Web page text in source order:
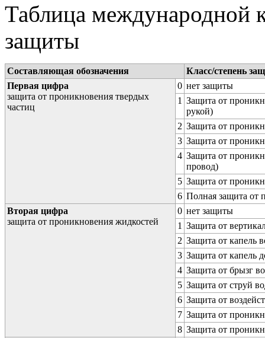
Таблица международной
защиты
Составляющая обозначения
Класс/степень
Первая цифра
защита от проникновения твердых
частиц
0 нет защиты
1 Защита от
рукой)
2 Защита от
3 Защита от
4 Защита от
провод)
5 Защита от
6 Полная защита от
Вторая цифра
защита от проникновения жидкостей
0 нет защиты
1 Защита от
2 Защита от капель
3 Защита от капель
4 Защита от брызг
5 Защита от струй
6 Защита от
7 Защита от
8 Защита от